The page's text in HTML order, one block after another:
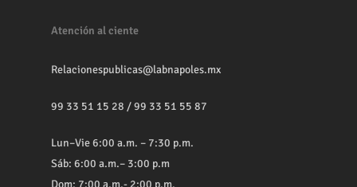
Atención al ciente
Relacionespublicas@labnapoles.mx
99 33 51 15 28 /99 33 51 55 87
Lun–Vie 6:00 a.m. – 7:30 p.m.
Sáb: 6:00 a.m.– 3:00 p.m
Dom: 7:00 a.m.- 2:00 p.m.